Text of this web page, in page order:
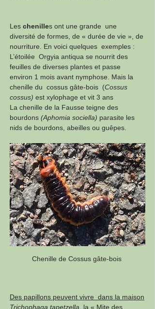
Les chenilles ont une grande  une
diversité de formes, de « durée de vie », de
nourriture. En voici quelques  exemples :
L’étoilée  Orgyia antiqua se nourrit des
feuilles de diverses plantes et passe
environ 1 mois avant nymphose. Mais la
chenille du  cossus gâte-bois  (Cossus
cossus) est xylophage et vit 3 ans
La chenille de la Fausse teigne des
bourdons (Aphomia sociella) parasite les
nids de bourdons, abeilles ou guêpes.
Chenille de Cossus gâte-bois
Des papillons peuvent vivre  dans la maison
Trichophaga tapetzella, la « Mite des